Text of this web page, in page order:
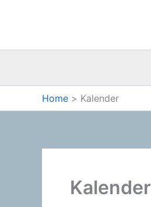
inhoud
Home Kalender
Kalender